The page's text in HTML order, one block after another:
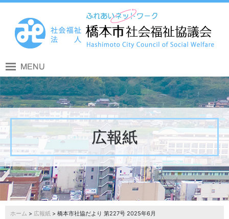
広報紙
ホーム > 広報紙 > 橋本市社協だより 第227号 2025年6月